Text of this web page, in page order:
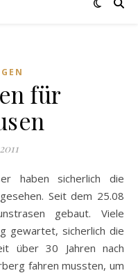
für
Seit dem 25.08
gebaut. Viele
gewartet, sicherlich die
über 30 Jahren nach
fahren mussten, um